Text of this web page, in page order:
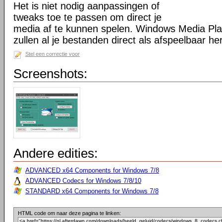
Het is niet nodig aanpassingen of
tweaks toe te passen om direct je
media af te kunnen spelen. Windows Media
zullen al je bestanden direct als afspeelbaar
Stel een correctie voor
Screenshots:
Andere edities:
ADVANCED x64 Components for Windows 7/8
ADVANCED Codecs for Windows 7/8/10
STANDARD x64 Components for Windows 7/8
HTML code om naar deze pagina te linken: